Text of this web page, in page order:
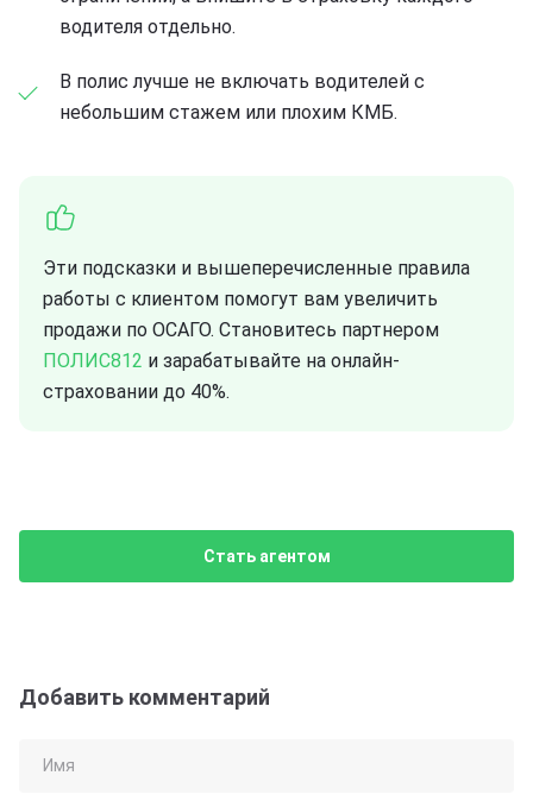
водителя отдельно.
В полис лучше не включать водителей с
небольшим стажем или плохим КМБ.
Эти подсказки и вышеперечисленные правила
работы с клиентом помогут вам увеличить
продажи по ОСАГО. Становитесь партнером
ПОЛИС812 и зарабатывайте на онлайн-
страховании до 40%.
Стать агентом
Добавить комментарий